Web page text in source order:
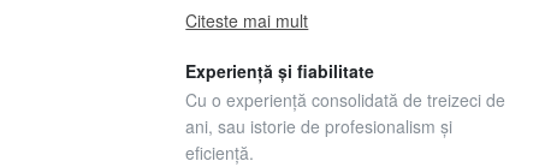
Citeste mai mult
Experiență și fiabilitate
Cu o experiență consolidată de treizeci de
ani, sau istorie de profesionalism și
eficiență.